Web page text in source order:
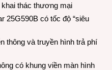
thác thương mại
25G590B có tốc độ “siêu
thông và truyền hình trả phí
có khung viền màn hình